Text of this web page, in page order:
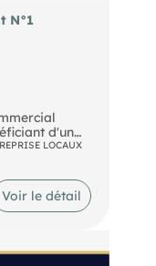
N°1
d'un
visibilité.
Parking à
implanter
visiter
depuis
LOCAUX
Voir le détail